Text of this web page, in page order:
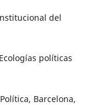
del
políticas
Barcelona,